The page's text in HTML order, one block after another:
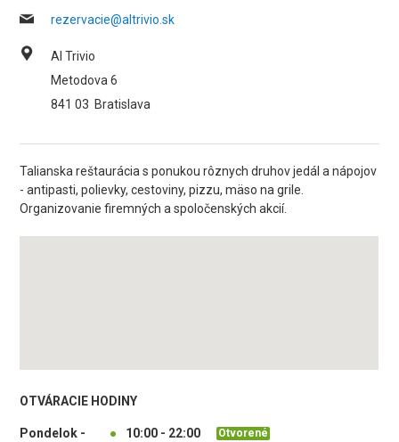
rezervacie@altrivio.sk
Al Trivio
Metodova 6
841 03 Bratislava
Talianska reštaurácia s ponukou rôznych druhov jedál a nápojov
- antipasti, polievky, cestoviny, pizzu, mäso na grile.
Organizovanie firemných a spoločenských akcií.
OTVÁRACIE HODINY
Pondelok -
● 10:00 - 22:00 Otvorené